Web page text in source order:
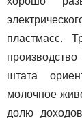
пластмасс.
штата
молочное
долю